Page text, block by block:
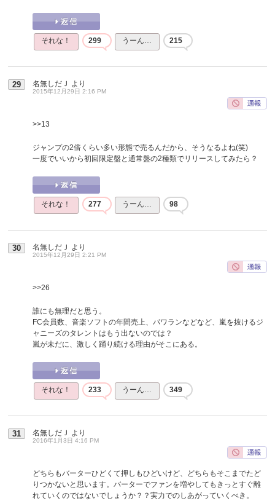
それな！ 299 うーん… 215
29 名無しだＪ より
2015年12月29日 2:16 PM
>>13
ジャンプの2倍くらい多い形態で売るんだから、そうなるよね(笑)
一度でいいから初回限定盤と通常盤の2種類でリリースしてみたら？
それな！ 277 うーん… 98
30 名無しだＪ より
2015年12月29日 2:21 PM
>>26
誰にも無理だと思う。
FC会員数、音楽ソフトの年間売上、パワランなどなど、嵐を抜けるジ
ャニーズのタレントはもう出ないのでは？
嵐が未だに、激しく踊り続ける理由がそこにある。
それな！ 233 うーん… 349
31 名無しだＪ より
2016年1月3日 4:16 PM
どちらもバーターひどくて押しもひどいけど、どちらもそこまでたど
りつかないと思います。バーターでファンを増やしてもきっとすぐ離
れていくのではないでしょうか？？実力でのしあがっていくべき。